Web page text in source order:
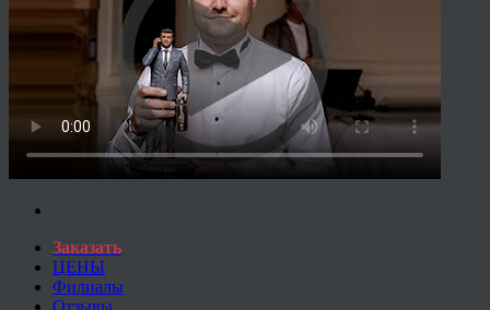
Заказать
ЦЕНЫ
Филиалы